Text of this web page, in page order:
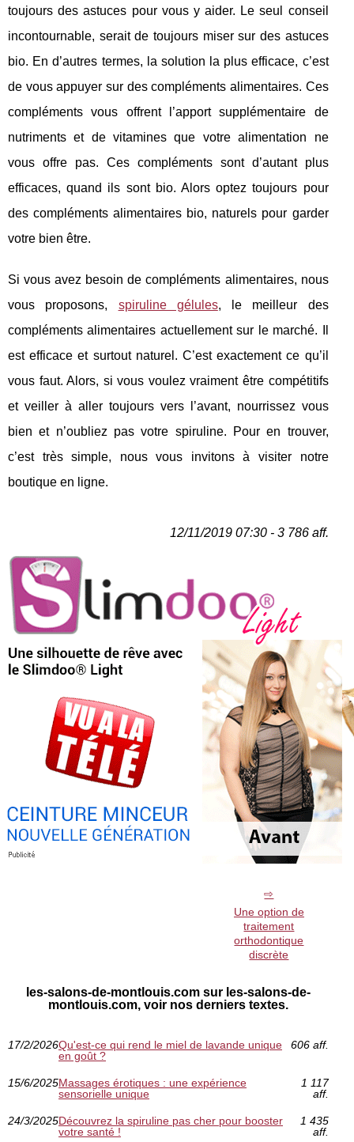
toujours des astuces pour vous y aider. Le seul conseil
incontournable, serait de toujours miser sur des astuces
bio. En d’autres termes, la solution la plus efficace, c’est
de vous appuyer sur des compléments alimentaires. Ces
compléments vous offrent l’apport supplémentaire de
nutriments et de vitamines que votre alimentation ne
vous offre pas. Ces compléments sont d’autant plus
efficaces, quand ils sont bio. Alors optez toujours pour
des compléments alimentaires bio, naturels pour garder
votre bien être.
Si vous avez besoin de compléments alimentaires, nous
vous proposons, spiruline gélules, le meilleur des
compléments alimentaires actuellement sur le marché. Il
est efficace et surtout naturel. C’est exactement ce qu’il
vous faut. Alors, si vous voulez vraiment être compétitifs
et veiller à aller toujours vers l’avant, nourrissez vous
bien et n’oubliez pas votre spiruline. Pour en trouver,
c’est très simple, nous vous invitons à visiter notre
boutique en ligne.
12/11/2019 07:30 - 3 786 aff.
Une option de
traitement
orthodontique
discrète
les-salons-de-montlouis.com sur les-salons-de-
montlouis.com, voir nos derniers textes.
17/2/2026Qu'est-ce qui rend le miel de lavande unique
en goût ?
606 aff.
15/6/2025Massages érotiques : une expérience
sensorielle unique
1 117
aff.
24/3/2025Découvrez la spiruline pas cher pour booster
votre santé !
1 435
aff.